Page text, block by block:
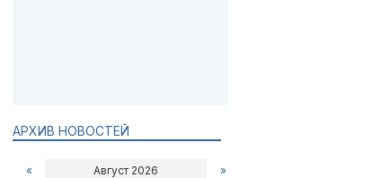
АРХИВ НОВОСТЕЙ
« Август 2026
»